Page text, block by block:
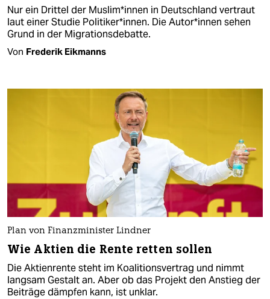
Nur ein Drittel der Mus­li­m*in­nen in Deutschland vertraut
laut einer Studie Politiker*innen. Die Au­to­r*in­nen sehen
Grund in der Migrationsdebatte.
Von Frederik Eikmanns
Plan von Finanzminister Lindner
Wie Aktien die Rente retten sollen
Die Aktienrente steht im Koalitionsvertrag und nimmt
langsam Gestalt an. Aber ob das Projekt den Anstieg der
Beiträge dämpfen kann, ist unklar.